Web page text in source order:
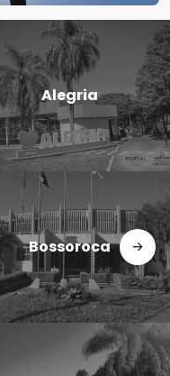
Candido
Godói
Dezesseis de
Novembro